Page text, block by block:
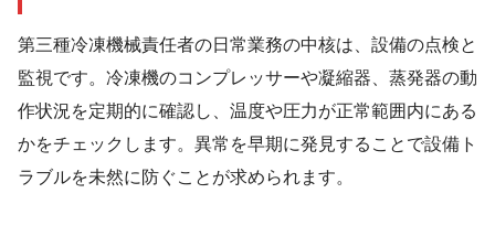
第三種冷凍機械責任者の日常業務の中核は、設備の点検と
監視です。冷凍機のコンプレッサーや凝縮器、蒸発器の動
作状況を定期的に確認し、温度や圧力が正常範囲内にある
かをチェックします。異常を早期に発見することで設備ト
ラブルを未然に防ぐことが求められます。